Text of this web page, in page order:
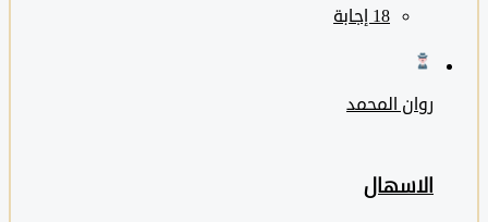
روان المحمد
الاسهال